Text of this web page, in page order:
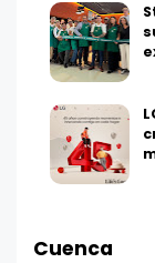
Cuenca